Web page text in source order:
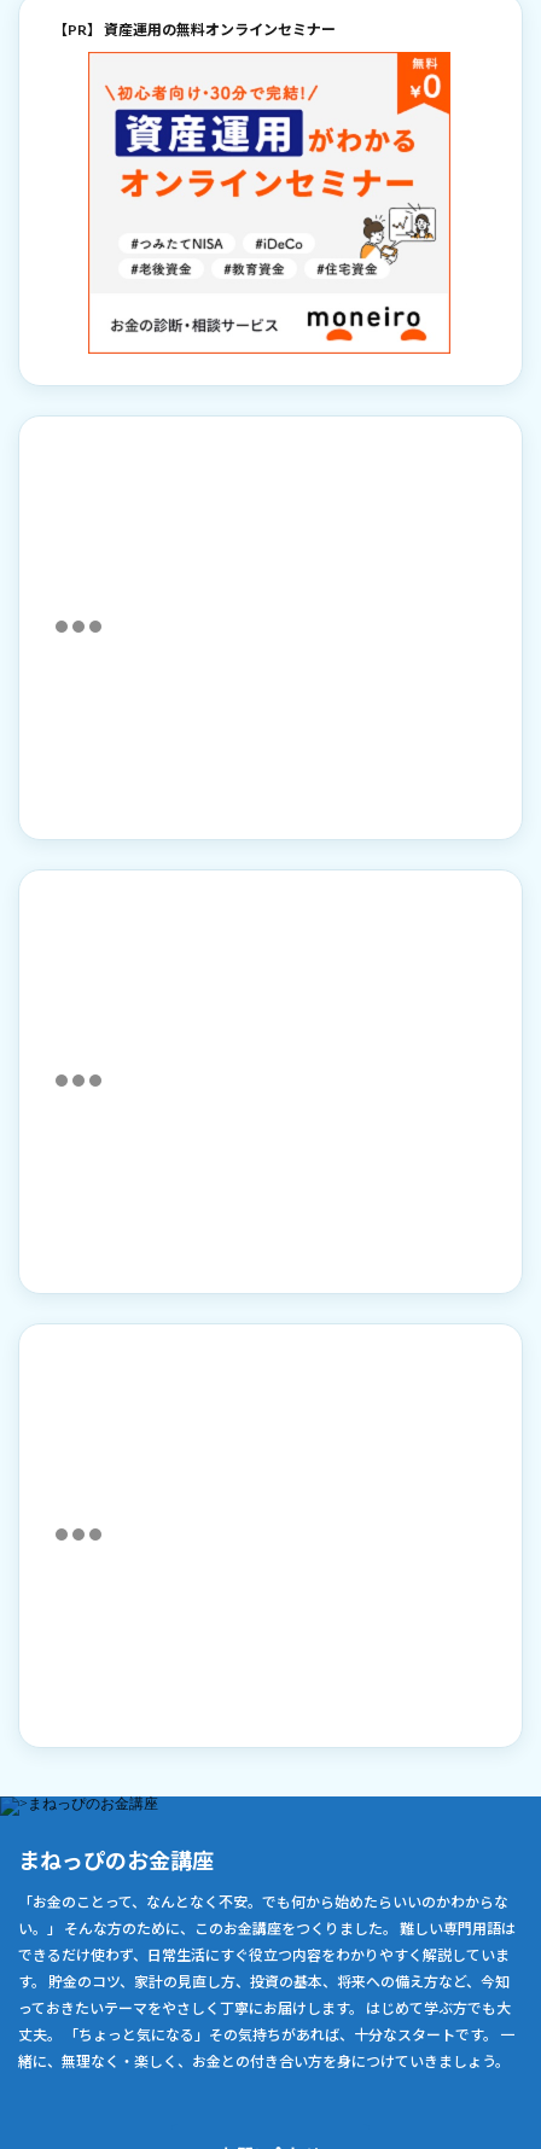
【PR】 資産運用の無料オンラインセミナー
まねっぴのお金講座
「お金のことって、なんとなく不安。でも何から始めたらいいのかわからな
い。」 そんな方のために、このお金講座をつくりました。 難しい専門用語は
できるだけ使わず、日常生活にすぐ役立つ内容をわかりやすく解説していま
す。 貯金のコツ、家計の見直し方、投資の基本、将来への備え方など、今知
っておきたいテーマをやさしく丁寧にお届けします。 はじめて学ぶ方でも大
丈夫。 「ちょっと気になる」その気持ちがあれば、十分なスタートです。 一
緒に、無理なく・楽しく、お金との付き合い方を身につけていきましょう。